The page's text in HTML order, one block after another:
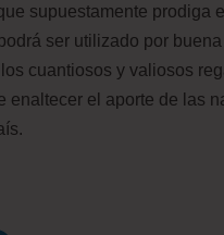
supuestamente
ser utilizado por
cuantiosos y valiosos
enaltecer el aporte de las